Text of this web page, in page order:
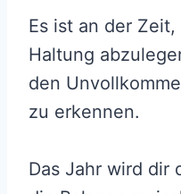
Es ist an der
Haltung
den
zu erkennen.
Das Jahr wird dir